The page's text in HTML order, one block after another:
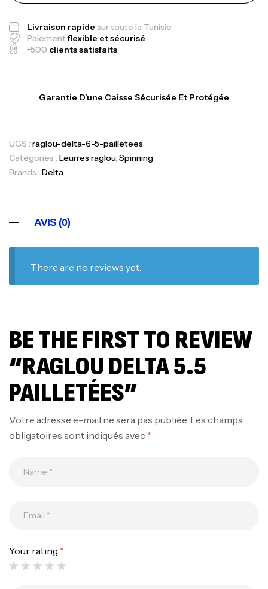
Livraison rapide sur toute la Tunisie
Paiementflexible et sécurisé
+500 clients satisfaits
Garantie D’une Caisse Sécurisée Et Protégée
UGS : raglou-delta-6-5-pailletees
Catégories : Leurres raglou, Spinning
Brands : Delta
AVIS (0)
There are no reviews yet.
BE THE FIRST TO REVIEW
“RAGLOU DELTA 5.5
PAILLETÉES”
Votre adresse e-mail ne sera pas publiée. Les champs
obligatoires sont indiqués avec *
Your rating *